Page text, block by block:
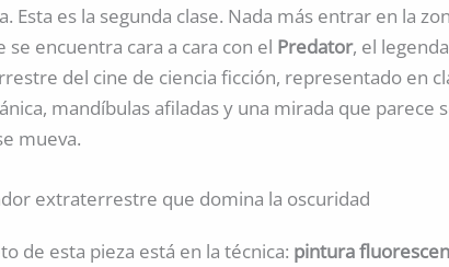
Esta es la segunda clase. Nada más entrar en la
se encuentra cara a cara con el Predator, el
del cine de ciencia ficción, representado en
mandíbulas afiladas y una mirada que parece
mueva.
extraterrestre que domina la oscuridad
de esta pieza está en la técnica: pintura